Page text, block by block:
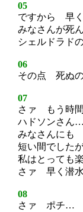
05
ですから 早
みなさんが死
シェルドラド
06
その点 死ぬ
07
さァ もう時
ハドソンさ
みなさんにも
短い間でした
私はとっても
さァ 早く潜
08
さァ ポチ…